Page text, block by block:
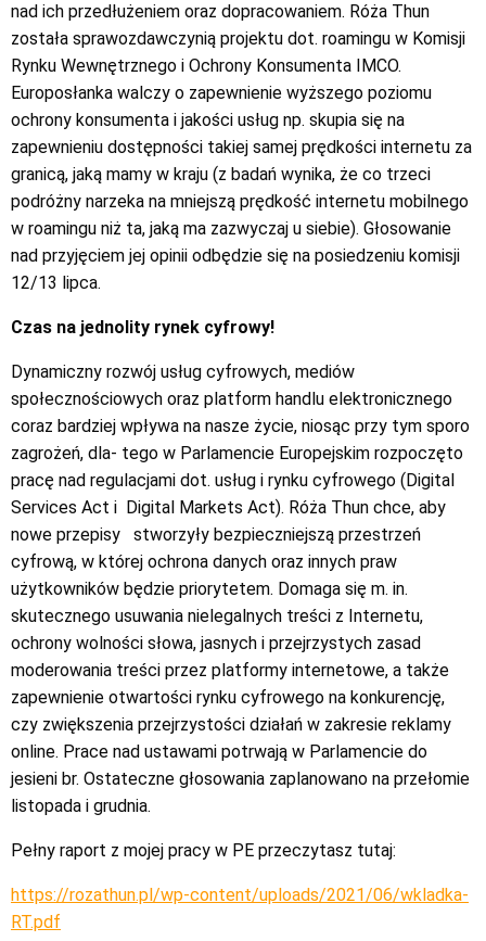
nad ich przedłużeniem oraz dopracowaniem. Róża Thun
została sprawozdawczynią projektu dot. roamingu w Komisji
Rynku Wewnętrznego i Ochrony Konsumenta IMCO.
Europosłanka walczy o zapewnienie wyższego poziomu
ochrony konsumenta i jakości usług np. skupia się na
zapewnieniu dostępności takiej samej prędkości internetu za
granicą, jaką mamy w kraju (z badań wynika, że co trzeci
podróżny narzeka na mniejszą prędkość internetu mobilnego
w roamingu niż ta, jaką ma zazwyczaj u siebie). Głosowanie
nad przyjęciem jej opinii odbędzie się na posiedzeniu komisji
12/13 lipca.
Czas na jednolity rynek cyfrowy!
Dynamiczny rozwój usług cyfrowych, mediów
społecznościowych oraz platform handlu elektronicznego
coraz bardziej wpływa na nasze życie, niosąc przy tym sporo
zagrożeń, dla- tego w Parlamencie Europejskim rozpoczęto
pracę nad regulacjami dot. usług i rynku cyfrowego (Digital
Services Act i Digital Markets Act). Róża Thun chce, aby
nowe przepisy
stworzyły bezpieczniejszą przestrzeń
cyfrową, w której ochrona danych oraz innych praw
użytkowników będzie priorytetem. Domaga się m. in.
skutecznego usuwania nielegalnych treści z Internetu,
ochrony wolności słowa, jasnych i przejrzystych zasad
moderowania treści przez platformy internetowe, a także
zapewnienie otwartości rynku cyfrowego na konkurencję,
czy zwiększenia przejrzystości działań w zakresie reklamy
online. Prace nad ustawami potrwają w Parlamencie do
jesieni br. Ostateczne głosowania zaplanowano na przełomie
listopada i grudnia.
Pełny raport z mojej pracy w PE przeczytasz tutaj:
https://rozathun.pl/wp-content/uploads/2021/06/wkladka-
RT.pdf